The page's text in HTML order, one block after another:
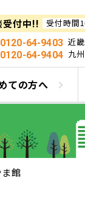
受付中!!
受付時間
0120-64-9403 近
0120-64-9404 九
ての方へな
館